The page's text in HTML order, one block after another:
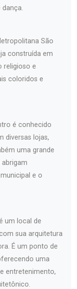
São
construída em
religioso e
coloridos e
é conhecido
diversas lojas,
uma grande
e o
um local de
sua arquitetura
É um ponto de
uma
entretenimento,